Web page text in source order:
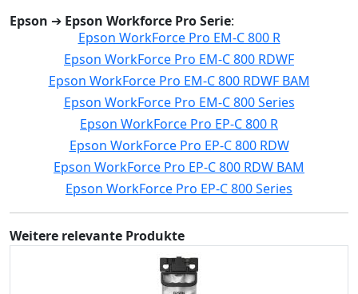
Epson ➔ Epson Workforce Pro Serie:
Epson WorkForce Pro EM-C 800 R
Epson WorkForce Pro EM-C 800 RDWF
Epson WorkForce Pro EM-C 800 RDWF BAM
Epson WorkForce Pro EM-C 800 Series
Epson WorkForce Pro EP-C 800 R
Epson WorkForce Pro EP-C 800 RDW
Epson WorkForce Pro EP-C 800 RDW BAM
Epson WorkForce Pro EP-C 800 Series
Weitere relevante Produkte